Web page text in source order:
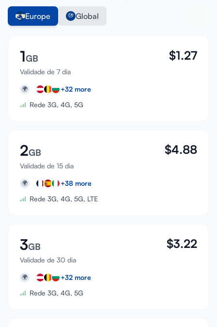
Europe Global
1GB
Validade de 7 dia
$1.27
🌍 +32 more
Rede 3G, 4G, 5G
2GB
Validade de 15 dia
$4.88
🌍 +38 more
Rede 3G, 4G, 5G, LTE
3GB
Validade de 30 dia
$3.22
🌍 +32 more
Rede 3G, 4G, 5G